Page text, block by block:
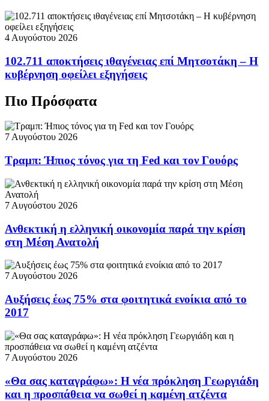
4 Αυγούστου 2026
102.711 αποκτήσεις ιθαγένειας επί Μητσοτάκη – Η
κυβέρνηση οφείλει εξηγήσεις
Πιο Πρόσφατα
7 Αυγούστου 2026
Τραμπ: Ήπιος τόνος για τη Fed και τον Γουόρς
7 Αυγούστου 2026
Ανθεκτική η ελληνική οικονομία παρά την κρίση
στη Μέση Ανατολή
7 Αυγούστου 2026
Αυξήσεις έως 75% στα φοιτητικά ενοίκια από το
2017
7 Αυγούστου 2026
«Θα σας καταγράφω»: Η νέα πρόκληση Γεωργιάδη
και η προσπάθεια να σωθεί η καμένη ατζέντα